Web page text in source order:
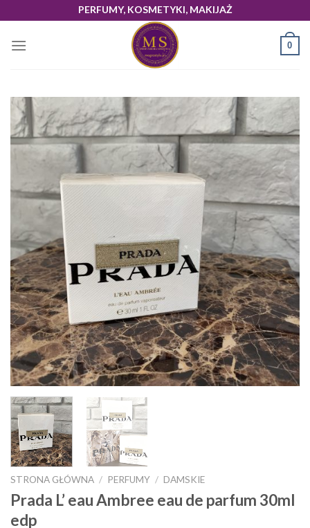
to
content
PERFUMY, KOSMETYKI, MAKIJAŻ
0
STRONA GŁÓWNA / PERFUMY / DAMSKIE
Prada L’ eau Ambree eau de parfum 30ml
edp